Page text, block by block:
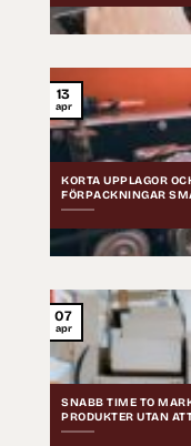
KORTA UPPLAGOR
FÖRPACKNINGAR
13
apr
SNABB TIME TO
PRODUKTER UTAN
07
apr